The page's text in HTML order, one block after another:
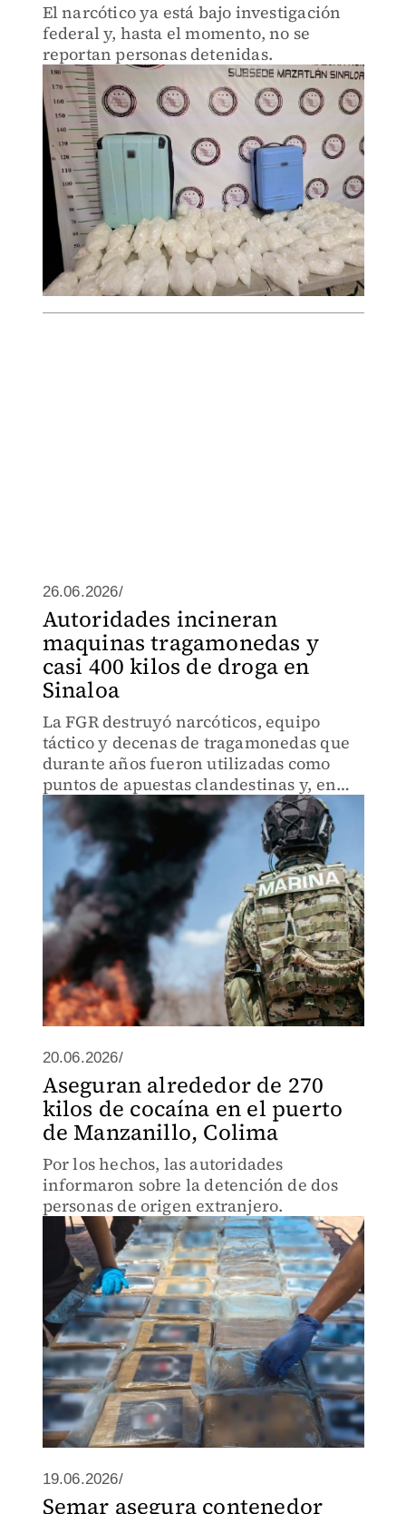
El narcótico ya está bajo investigación
federal y, hasta el momento, no se
reportan personas detenidas.
26.06.2026/
Autoridades incineran
maquinas tragamonedas y
casi 400 kilos de droga en
Sinaloa
La FGR destruyó narcóticos, equipo
táctico y decenas de tragamonedas que
durante años fueron utilizadas como
puntos de apuestas clandestinas y, en
muchos casos, como centros de venta de
droga en medio de la guerra entre
grupos criminales.
20.06.2026/
Aseguran alrededor de 270
kilos de cocaína en el puerto
de Manzanillo, Colima
Por los hechos, las autoridades
informaron sobre la detención de dos
personas de origen extranjero.
19.06.2026/
Semar asegura contenedor